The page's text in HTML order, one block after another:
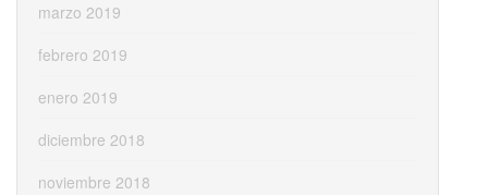
marzo 2019
febrero 2019
enero 2019
diciembre 2018
noviembre 2018